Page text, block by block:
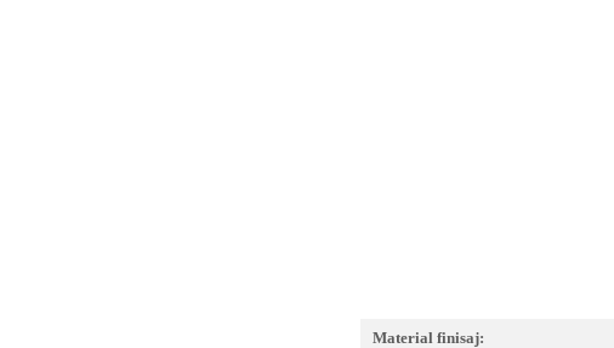
Material finisaj: